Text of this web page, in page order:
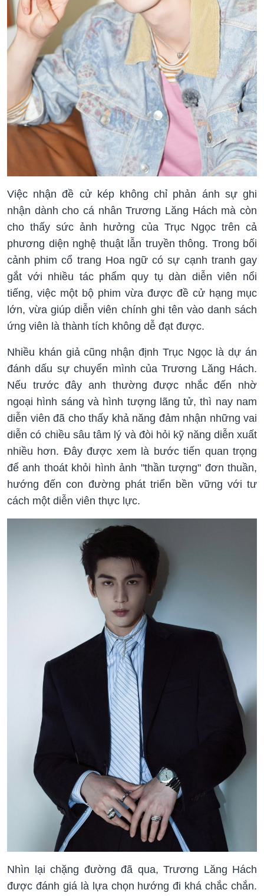
Việc nhận đề cử kép không chỉ phản ánh sự ghi
nhận dành cho cá nhân Trương Lăng Hách mà còn
cho thấy sức ảnh hưởng của Trục Ngọc trên cả
phương diện nghệ thuật lẫn truyền thông. Trong bối
cảnh phim cổ trang Hoa ngữ có sự cạnh tranh gay
gắt với nhiều tác phẩm quy tụ dàn diễn viên nổi
tiếng, việc một bộ phim vừa được đề cử hạng mục
lớn, vừa giúp diễn viên chính ghi tên vào danh sách
ứng viên là thành tích không dễ đạt được.
Nhiều khán giả cũng nhận định Trục Ngọc là dự án
đánh dấu sự chuyển mình của Trương Lăng Hách.
Nếu trước đây anh thường được nhắc đến nhờ
ngoại hình sáng và hình tượng lãng tử, thì nay nam
diễn viên đã cho thấy khả năng đảm nhận những vai
diễn có chiều sâu tâm lý và đòi hỏi kỹ năng diễn xuất
nhiều hơn. Đây được xem là bước tiến quan trọng
để anh thoát khỏi hình ảnh "thần tượng" đơn thuần,
hướng đến con đường phát triển bền vững với tư
cách một diễn viên thực lực.
Nhìn lại chặng đường đã qua, Trương Lăng Hách
được đánh giá là lựa chọn hướng đi khá chắc chắn.